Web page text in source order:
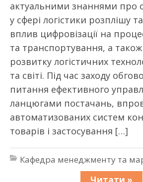
актуальними знаннями про
у сфері логістики розплішу
вплив цифровізації на
та транспортування, а
розвитку логістичних
та світі. Під час заходу
питання ефективного
ланцюгами постачань,
автоматизованих систем
товарів і застосування […]
Кафедра менеджменту та